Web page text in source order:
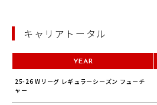
キャリアトータル
YEAR
25-26 Wリーグ レギュラーシーズン フューチ
ャー